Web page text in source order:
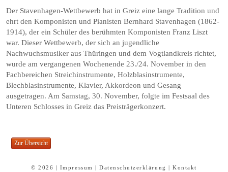
Der Stavenhagen-Wettbewerb hat in Greiz eine lange Tradition und
ehrt den Komponisten und Pianisten Bernhard Stavenhagen (1862-
1914), der ein Schüler des berühmten Komponisten Franz Liszt
war. Dieser Wettbewerb, der sich an jugendliche
Nachwuchsmusiker aus Thüringen und dem Vogtlandkreis richtet,
wurde am vergangenen Wochenende 23./24. November in den
Fachbereichen Streichinstrumente, Holzblasinstrumente,
Blechblasinstrumente, Klavier, Akkordeon und Gesang
ausgetragen. Am Samstag, 30. November, folgte im Festsaal des
Unteren Schlosses in Greiz das Preisträgerkonzert.
© 2026 | Impressum |Datenschutzerklärung |Kontakt